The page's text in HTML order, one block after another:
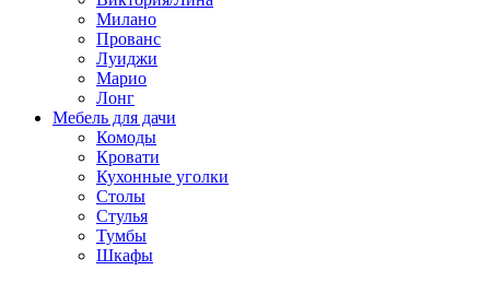
Милано
Прованс
Луиджи
Марио
Лонг
Мебель для дачи
Комоды
Кровати
Кухонные уголки
Столы
Стулья
Тумбы
Шкафы